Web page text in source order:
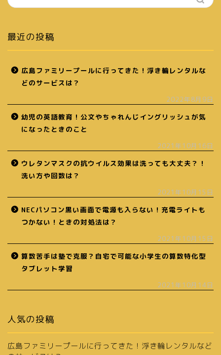
最近の投稿
広島ファミリープールに行ってきた！浮き輪レンタルな
どのサービスは？
2022年8月9日
幼児の英語教育！公文やちゃれんじイングリッシュが気
になったときのこと
2021年10月16日
ウレタンマスクの抗ウイルス効果は洗っても大丈夫？！
洗い方や回数は？
2021年10月15日
NECパソコン黒い画面で電源も入らない！充電ライトも
つかない！ときの対処法は？
2021年10月15日
算数苦手は塾で克服？自宅で可能な小学生の算数特化型
タブレット学習
2021年10月14日
人気の投稿
広島ファミリープールに行ってきた！浮き輪レンタルなど